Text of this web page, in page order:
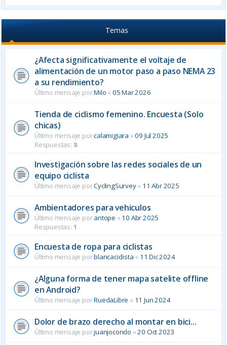
Temas
¿Afecta significativamente el voltaje de
alimentación de un motor paso a paso NEMA 23
a su rendimiento?
Último mensaje porMilo « 05 Mar 2026
Tienda de ciclismo femenino. Encuesta (Solo
chicas)
Último mensaje porcalamigiara «09 Jul 2025
Respuestas: 8
Investigación sobre las redes sociales de un
equipo ciclista
Último mensaje porCyclingSurvey« 11 Abr 2025
Ambientadores para vehiculos
Último mensaje porantope « 10 Abr 2025
Respuestas: 1
Encuesta de ropa para ciclistas
Último mensaje porblancaciclista « 11 Dic 2024
¿Alguna forma de tener mapa satelite offline
en Android?
Último mensaje porRuedaLibre « 11 Jun 2024
Dolor de brazo derecho al montar en bici...
Último mensaje porjuanjocondo «20 Oct 2023